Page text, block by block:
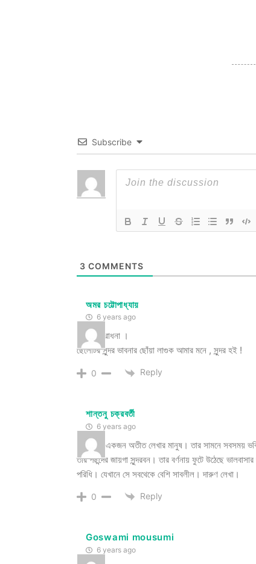
Subscribe
3 COMMENTS
অমর চট্টোপাধ্যায়
6 years ago
সুন্দরের আরাধনা ।
ছেলেটির সুন্দর ভাবনার ছোঁয়া লাগুক আমার মনে , সুন্দর হ‌ই !
0 Reply
শান্তনু চক্রবর্তী
6 years ago
মেজকাকা একজন অতীত লেখার মানুষ। তার সামনে সবসময়
তার পছন্দের জায়গা সুন্দরবন। তার বর্ণনায় ফুটে উঠেছে
পরিধি। যেখানে সে সবথেকে বেশি সাবলীল। দারুণ লেখা।
0 Reply
Goswami mousumi
6 years ago